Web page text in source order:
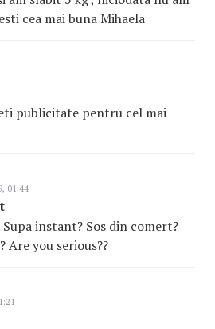
cea mai buna Mihaela
publicitate pentru cel mai
01:44
instant? Sos din comert?
Are you serious??